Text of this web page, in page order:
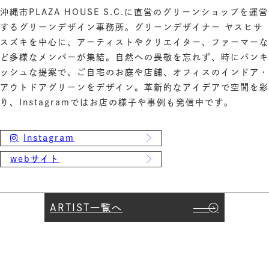
沖縄市PLAZA HOUSE S.C.に直営のグリーンショップを運営
するグリーンデザイン事務所。グリーンデザイナー ヤスヒサ
スズキを中心に、アーティストやクリエイター、ファーマーな
ど多様なメンバーが集結。自然への畏敬を忘れず、時にパンキ
ッシュな提案で、ご自宅のお庭や店舗、オフィスのインドア・
アウトドアグリーンをデザイン。革新的なアイデアで空間を彩
り、Instagramではお店の様子や事例も発信中です。
Instagram
webサイト
ARTIST一覧へ